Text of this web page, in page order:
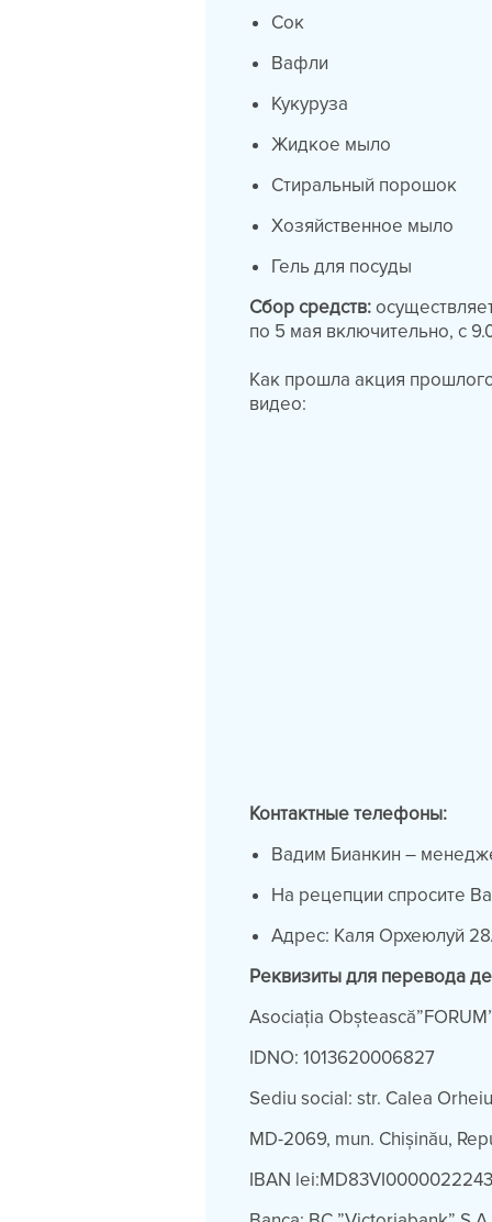
Сок
Вафли
Кукуруза
Жидкое мыло
Стиральный порошок
Хозяйственное мыло
Гель для посуды
Сбор средств:
по 5 мая включительно, с
Как прошла акция
видео:
Контактные телефоны:
Вадим Бианкин –
На рецепции спросите
Адрес: Каля Орхеюлуй
Реквизиты для перевода
Asociația
IDNO: 1013620006827
Sediu social: str. Calea
MD-2069, mun. Chișinău,
IBAN